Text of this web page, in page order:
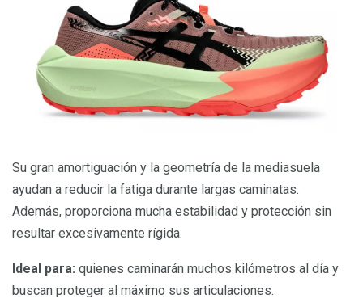
Su gran amortiguación y la geometría de la mediasuela
ayudan a reducir la fatiga durante largas caminatas.
Además, proporciona mucha estabilidad y protección sin
resultar excesivamente rígida.
Ideal para: quienes caminarán muchos kilómetros al día y
buscan proteger al máximo sus articulaciones.